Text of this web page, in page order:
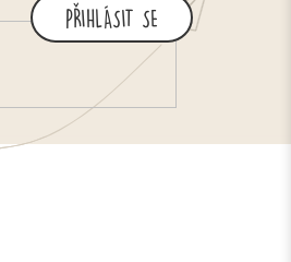
PŘIHLÁSIT SE